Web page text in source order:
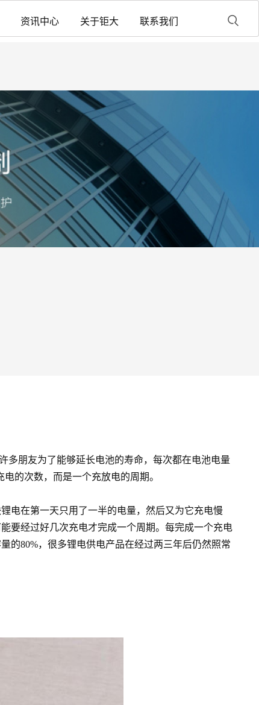
资讯中心 关于钜大 联系我们
朋友为了能够延长电池的寿命，每次都在电池电量
的次数，而是一个充放电的周期。
在第一天只用了一半的电量，然后又为它充电慢
要经过好几次充电才完成一个周期。每完成一个充电
的80%，很多锂电供电产品在经过两三年后仍然照常